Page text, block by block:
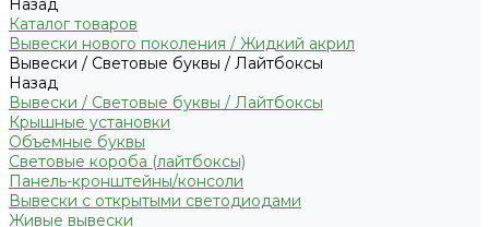
Назад
Каталог товаров
Вывески нового поколения / Жидкий акрил
Вывески / Световые буквы / Лайтбоксы
Назад
Вывески / Световые буквы / Лайтбоксы
Крышные установки
Объемные буквы
Световые короба (лайтбоксы)
Панель-кронштейны/консоли
Вывески с открытыми светодиодами
Живые вывески